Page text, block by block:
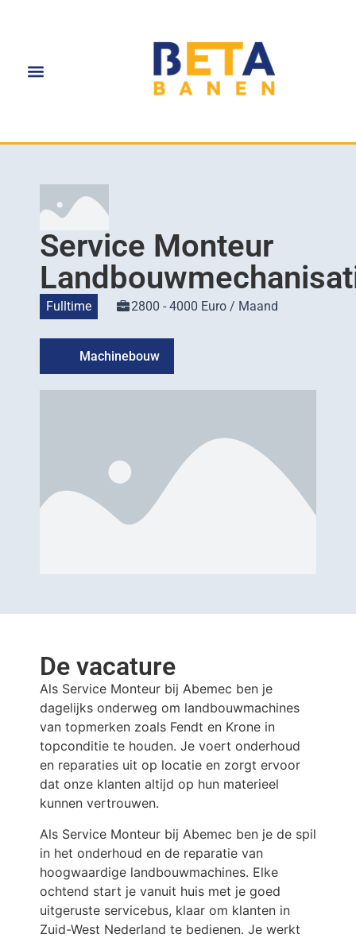
Service Monteur
Fulltime 2800 - 4000 Euro / Maand
Machinebouw
De vacature
Als Service Monteur bij Abemec ben je
dagelijks onderweg om landbouwmachines
van topmerken zoals Fendt en Krone in
topconditie te houden. Je voert onderhoud
en reparaties uit op locatie en zorgt ervoor
dat onze klanten altijd op hun materieel
kunnen vertrouwen.
Als Service Monteur bij Abemec ben je de spil
in het onderhoud en de reparatie van
hoogwaardige landbouwmachines. Elke
ochtend start je vanuit huis met je goed
uitgeruste servicebus, klaar om klanten in
Zuid-West Nederland te bedienen. Je werkt